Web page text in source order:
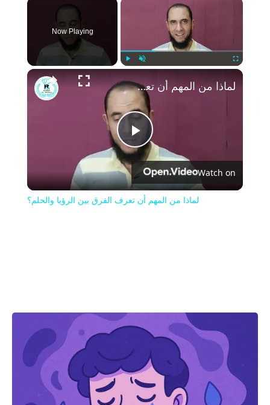
Fullscreen
Now Playing
Play
Video
لماذا من المهم أن تعرف الفرق بين الرؤيا والحلم؟
Watch on
لماذا من المهم أن تعرف الفرق بين الرؤيا والحلم؟